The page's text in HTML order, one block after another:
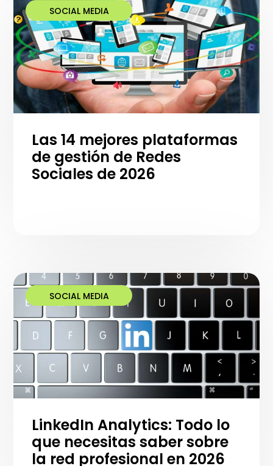
SOCIAL MEDIA
Las 14 mejores plataformas
de gestión de Redes
Sociales de 2026
SOCIAL MEDIA
LinkedIn Analytics: Todo lo
que necesitas saber sobre
la red profesional en 2026